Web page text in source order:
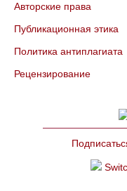
Авторские права
Публикационная этика
Политика антиплагиата
Рецензирование